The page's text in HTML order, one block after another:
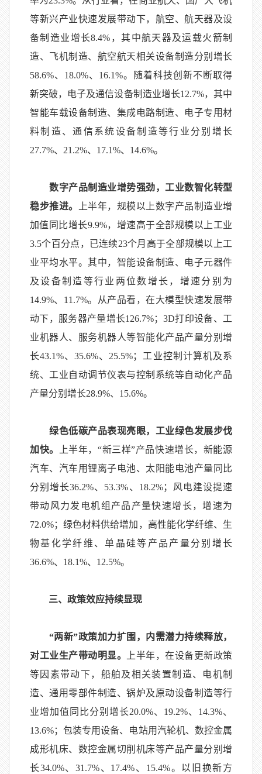
等新兴产业快速发展带动下，航空、航天器及设
备制造业增长8.4% ，其中航天器及运载火箭制
造、飞机制造、航空航天相关设备制造分别增长
58.6%、 18.0%、 16.1%。随着科技创新不断取得
新突破，电子及通信设备制造业增长12.7%，其中
智能车载设备制造、集成电路制造、电子专用材
料制造、通信系统设备制造等行业分别增长
27.7%、 21.2%、 17.1%、 14.6%。
数字产品制造业增势强劲，工业数智化转型
稳步推进。
上半年，规模以上数字产品制造业增
加值同比增长9.9%，增速高于全部规模以上工业
3.5个百分点，已连续23个月高于全部规模以上工
业平均水平。其中，智能设备制造、电子元器件
及设备制造等行业两位数增长，增速分别为
14.9%、 11.7%。从产品看，在大模型快速发展带
动下，服务器产量增长126.7%；3D打印设备、工
业机器人、服务机器人等智能化产品产量分别增
长43.1%、35.6%、 25.5%；工业控制计算机及系
统、工业自动调节仪表与控制系统等自动化产品
产量分别增长28.9%、 15.6%。
绿色低碳产品表现亮眼，工业绿色发展步伐
加快。
上半年，“新三样”产品快速增长，新能源
汽车、汽车用锂离子电池、太阳能电池产量同比
分别增长36.2%、 53.3%、 18.2%；风电建设提速
带动风力发电机组产品产量快速增长，增速为
72.0%；绿色材料供给增加，高性能化学纤维、生
物基化学纤维、单晶硅等产品产量分别增长
36.6%、 18.1%、 12.5%。
三、政策效应持续显现
“两新”政策加力扩围，内需潜力持续释放，
对工业生产带动明显。
上半年，在设备更新政策
等因素带动下，船舶及相关装置制造、电机制
造、通用零部件制造、锅炉及原动设备制造等行
业增加值同比分别增长20.0%、 19.2%、 14.3%、
13.6%；包装专用设备、电站用汽轮机、数控金属
成形机床、数控金属切削机床等产品产量分别增
长34.0%、31.7%、 17.4%、 15.4%。以旧换新方